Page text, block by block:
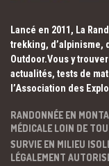
Lancé en 2011, La
trekking, d’alpinisme,
Outdoor.Vous y
actualités, tests de
l’Association des
RANDONNÉE EN
MÉDICALE LOIN DE
SURVIE EN MILIEU
LÉGALEMENT